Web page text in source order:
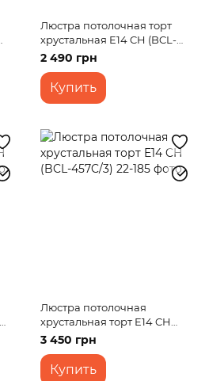
Люстра потолочная торт
хрустальная E14 CH (BCL-
455C/3)
2 490 грн
Купить
Люстра потолочная
хрустальная торт E14 CH
(BCL-457C/3)
3 450 грн
Купить